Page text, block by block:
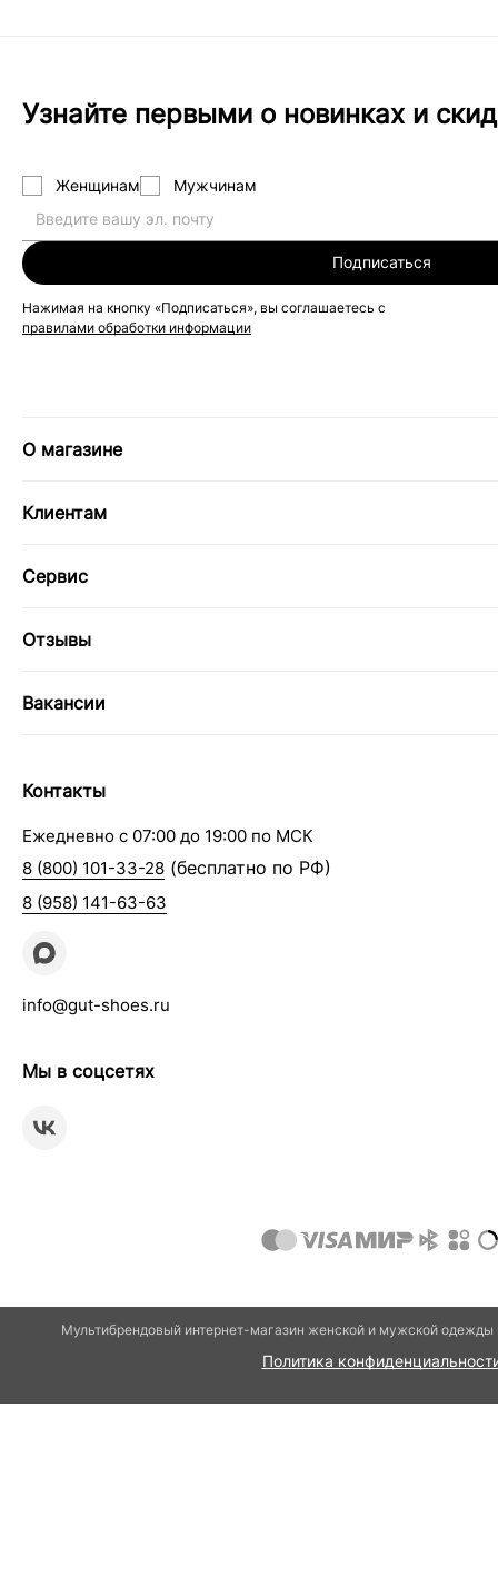
Узнайте первыми о новинках и
Женщинам Мужчинам
Подписаться
Нажимая на кнопку «Подписаться», вы соглашаетесь с
правилами обработки информации
О магазине
Клиентам
Сервис
Отзывы
Вакансии
Контакты
Ежедневно с 07:00 до 19:00 по МСК
8 (800) 101-33-28 (бесплатно по РФ)
8 (958) 141-63-63
info@gut-shoes.ru
Мы в соцсетях
Мультибрендовый интернет-магазин женской и мужской
Политика